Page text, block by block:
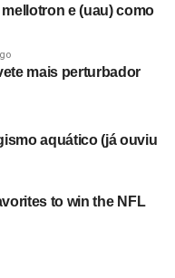
e (uau) como
mais perturbador
aquático (já ouviu
to win the NFL